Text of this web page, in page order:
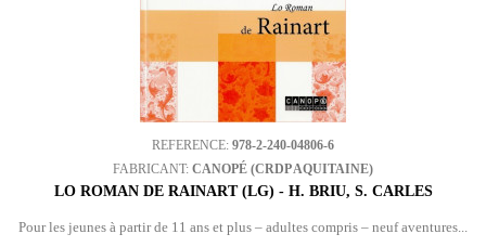
REFERENCE: 978-2-240-04806-6
FABRICANT: CANOPÉ (CRDP AQUITAINE)
LO ROMAN DE RAINART (LG) - H. BRIU, S. CARLES
Pour les jeunes à partir de 11 ans et plus – adultes compris – neuf aventures...